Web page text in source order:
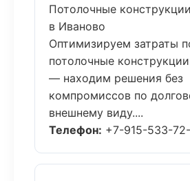
Потолочные
в Иваново
Оптимизируем затраты
потолочные
— находим решения без
компромиссов по
внешнему виду....
Телефон: +7-915-533-